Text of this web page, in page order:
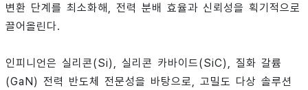
변환 단계를 최소화해, 전력 분배 효율과 신뢰성을 획기적으로
끌어올린다.
인피니언은 실리콘(Si), 실리콘 카바이드(SiC), 질화 갈륨
(GaN) 전력 반도체 전문성을 바탕으로, 고밀도 다상 솔루션